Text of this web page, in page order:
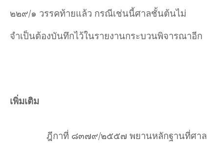
๒๒๙/๑ วรรคท้ายแล้ว กรณีเช่นนี้ศาลชั้นต้นไม่
จำเป็นต้องบันทึกไว้ในรายงานกระบวนพิจารณาอีก
เพิ่มเติม
ฎีกาที่ ๘๓๗๙/๒๕๕๗ พยานหลักฐานที่ศาล